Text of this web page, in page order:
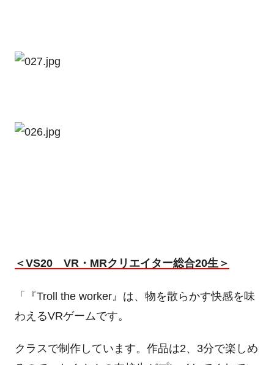
＜VS20 VR・MRクリエイター総合20生＞
「『Troll the worker』は、物を散らかす快感を味
わえるVRゲームです。
クラスで制作しています。作品は2、3分で楽しめ